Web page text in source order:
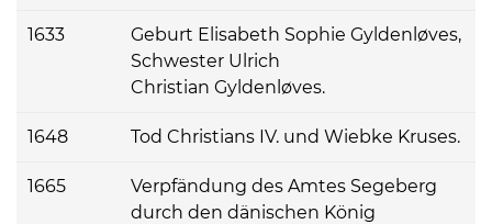
1633
Geburt Elisabeth Sophie Gyldenløves,
Schwester Ulrich
Christian Gyldenløves.
1648 Tod Christians IV. und Wiebke Kruses.
1665
Verpfändung des Amtes Segeberg
durch den dänischen König